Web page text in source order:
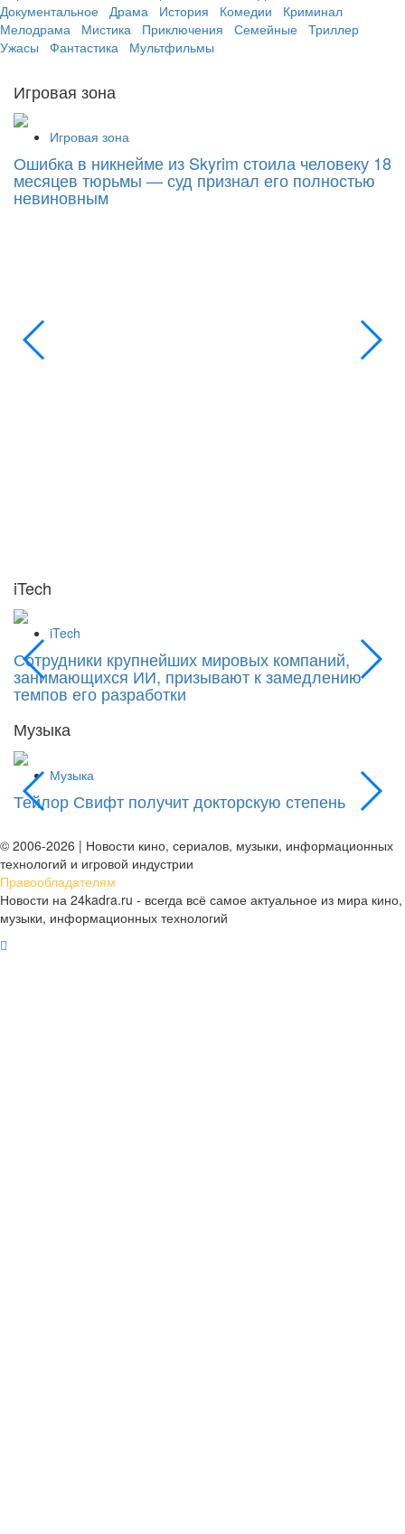
Документальное
Драма История Комедии
Криминал
Мелодрама
Мистика Приключения Семейные Триллер
Ужасы
Фантастика Мультфильмы
Игровая зона
Игровая зона
Ошибка в никнейме из Skyrim стоила человеку 18
месяцев тюрьмы — суд признал его полностью
невиновным
iTech
iTech
Сотрудники крупнейших мировых компаний,
занимающихся ИИ, призывают к замедлению
темпов его разработки
Музыка
Музыка
Тейлор Свифт получит докторскую степень
© 2006-2026 | Новости кино, сериалов, музыки, информационных
технологий и игровой индустрии
Правообладателям
Новости на 24kadra.ru - всегда всё самое актуальное из мира кино,
музыки, информационных технологий